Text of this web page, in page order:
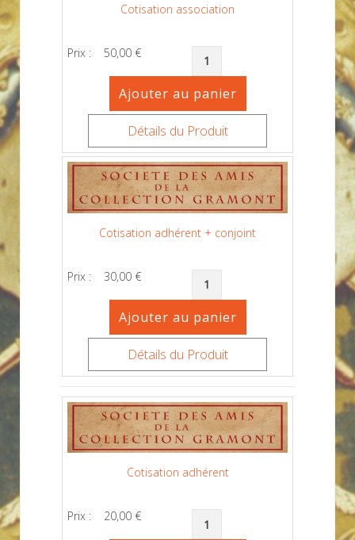
Cotisation association
Prix : 50,00 €
Détails du Produit
Cotisation adhérent + conjoint
Prix : 30,00 €
Détails du Produit
Cotisation adhérent
Prix : 20,00 €